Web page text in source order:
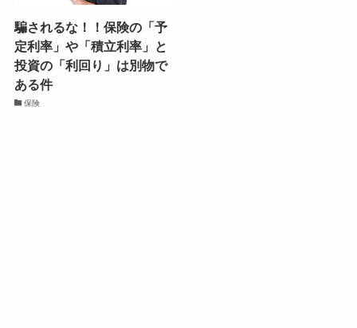
騙されるな！！保険の「予
定利率」や「積立利率」と
投資の「利回り」は別物で
ある件
保険